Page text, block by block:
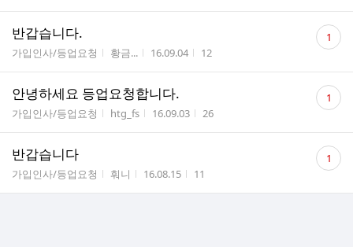
반갑습니다.
게시판명
가입인사/등업요청 작성자
황금... 작성시간
16.09.04 조회수
12
댓
글 1
안녕하세요 등업요청합니다.
게시판명
가입인사/등업요청 작성자
htg_fs 작성시간
16.09.03 조회수
26
댓
글 1
반갑습니다
게시판명
가입인사/등업요청 작성자
훠니 작성시간
16.08.15 조회수
11
댓
글 1